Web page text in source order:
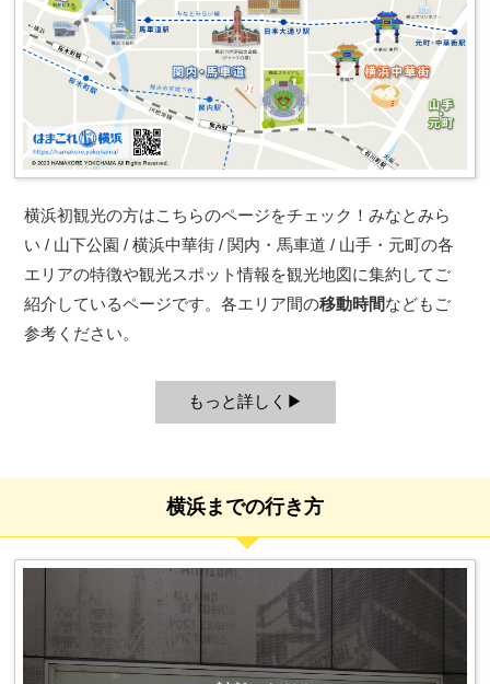
横浜初観光の方はこちらのページをチェック！みなとみら
い / 山下公園 / 横浜中華街 / 関内・馬車道 / 山手・元町の各
エリアの特徴や観光スポット情報を観光地図に集約してご
紹介しているページです。各エリア間の移動時間などもご
参考ください。
もっと詳しく
横浜までの行き方